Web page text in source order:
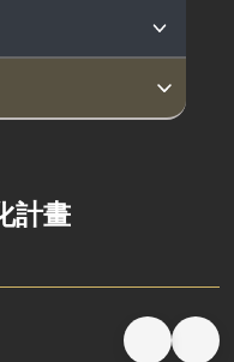
站計畫
化計畫
計畫
計畫
畫
設計畫
計畫